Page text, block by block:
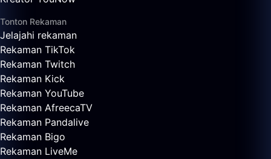
Tonton Rekaman
Jelajahi rekaman
Rekaman TikTok
Rekaman Twitch
Rekaman Kick
Rekaman YouTube
Rekaman AfreecaTV
Rekaman Pandalive
Rekaman Bigo
Rekaman LiveMe